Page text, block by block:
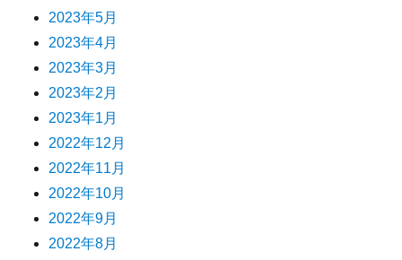
2023年5月
2023年4月
2023年3月
2023年2月
2023年1月
2022年12月
2022年11月
2022年10月
2022年9月
2022年8月